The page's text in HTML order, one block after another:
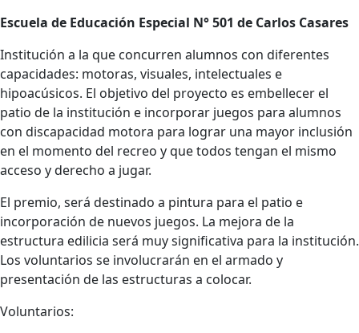
Escuela de Educación Especial N° 501 de Carlos Casares
Institución a la que concurren alumnos con diferentes
capacidades: motoras, visuales, intelectuales e
hipoacúsicos. El objetivo del proyecto es embellecer el
patio de la institución e incorporar juegos para alumnos
con discapacidad motora para lograr una mayor inclusión
en el momento del recreo y que todos tengan el mismo
acceso y derecho a jugar.
El premio, será destinado a pintura para el patio e
incorporación de nuevos juegos. La mejora de la
estructura edilicia será muy significativa para la institución.
Los voluntarios se involucrarán en el armado y
presentación de las estructuras a colocar.
Voluntarios: